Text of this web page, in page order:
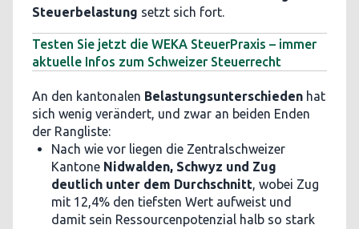
Steuerbelastung setzt sich fort.
Testen Sie jetzt die WEKA SteuerPraxis – immer
aktuelle Infos zum Schweizer Steuerrecht
An den kantonalen Belastungsunterschieden hat
sich wenig verändert, und zwar an beiden Enden
der Rangliste:
Nach wie vor liegen die Zentralschweizer
Kantone Nidwalden, Schwyz und Zug
deutlich unter dem Durchschnitt, wobei Zug
mit 12,4% den tiefsten Wert aufweist und
damit sein Ressourcenpotenzial halb so stark